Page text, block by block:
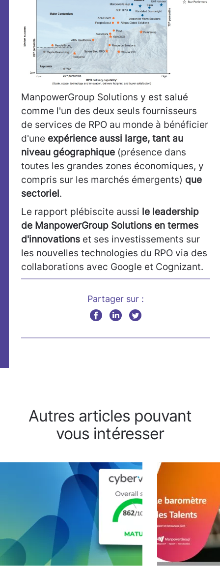
ManpowerGroup Solutions y est salué
comme l'un des deux seuls fournisseurs
de services de RPO au monde à bénéficier
d'une expérience aussi large, tant au
niveau géographique (présence dans
toutes les grandes zones économiques, y
compris sur les marchés émergents) que
sectoriel.
Le rapport plébiscite aussi le leadership
de ManpowerGroup Solutions en termes
d'innovations et ses investissements sur
les nouvelles technologies du RPO via des
collaborations avec Google et Cognizant.
Partager sur :
Autres articles pouvant
vous intéresser